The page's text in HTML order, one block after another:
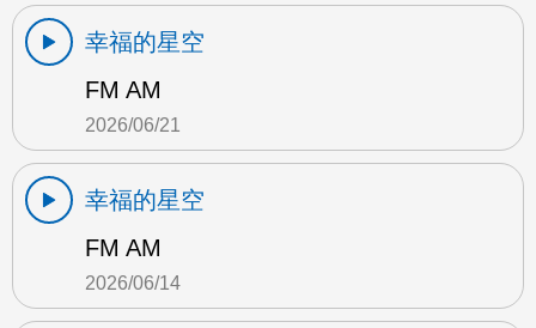
幸福的星空
FM AM
2026/06/21
幸福的星空
FM AM
2026/06/14